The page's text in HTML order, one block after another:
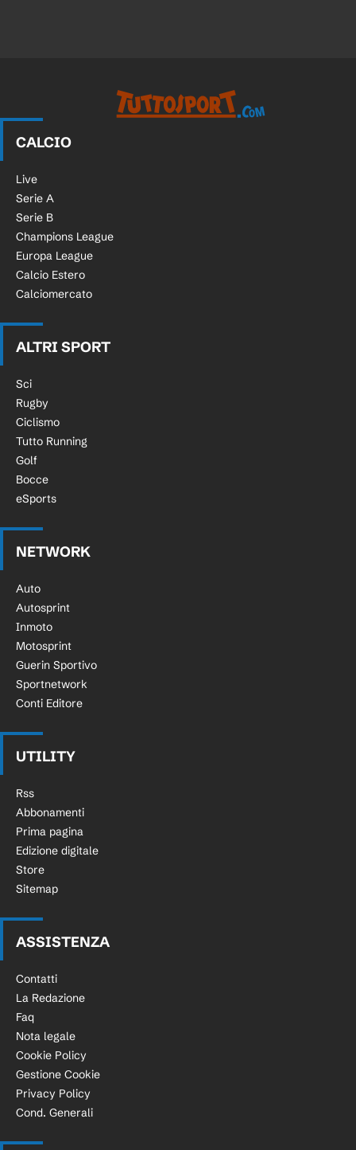
CALCIO
Live
Serie A
Serie B
Champions League
Europa League
Calcio Estero
Calciomercato
ALTRI SPORT
Sci
Rugby
Ciclismo
Tutto Running
Golf
Bocce
eSports
NETWORK
Auto
Autosprint
Inmoto
Motosprint
Guerin Sportivo
Sportnetwork
Conti Editore
UTILITY
Rss
Abbonamenti
Prima pagina
Edizione digitale
Store
Sitemap
ASSISTENZA
Contatti
La Redazione
Faq
Nota legale
Cookie Policy
Gestione Cookie
Privacy Policy
Cond. Generali